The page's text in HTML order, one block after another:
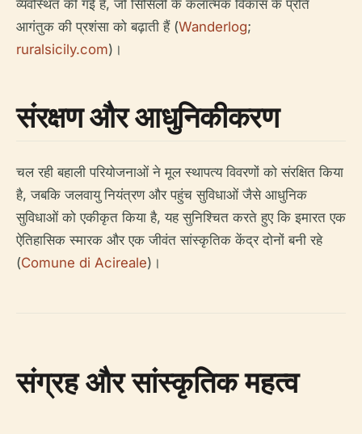
व्यवस्थित की गई हैं, जो सिसिली के कलात्मक विकास के प्रति
आगंतुक की प्रशंसा को बढ़ाती हैं (Wanderlog;
ruralsicily.com)।
संरक्षण और आधुनिकीकरण
चल रही बहाली परियोजनाओं ने मूल स्थापत्य विवरणों को संरक्षित किया
है, जबकि जलवायु नियंत्रण और पहुंच सुविधाओं जैसे आधुनिक
सुविधाओं को एकीकृत किया है, यह सुनिश्चित करते हुए कि इमारत एक
ऐतिहासिक स्मारक और एक जीवंत सांस्कृतिक केंद्र दोनों बनी रहे
(Comune di Acireale)।
संग्रह और सांस्कृतिक महत्व